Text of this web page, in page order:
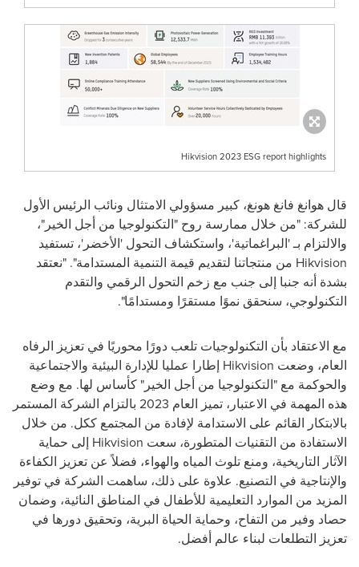
Hikvision 2023 ESG report highlights
قال هوانغ فانغ هونغ، كبير مسؤولي الامتثال ونائب الرئيس الأول
للشركة: "من خلال ممارسة روح "التكنولوجيا من أجل الخير"،
والالتزام بـ 'البراغماتية'، واستكشاف التحول 'الأخضر'، تستفيد
Hikvision من منتجاتنا لتقديم قيمة التنمية المستدامة". "نعتقد
بشدة أنه جنبا إلى جنب مع زخم التحول الرقمي والتقدم
التكنولوجي، سنحقق نموًا مستقرًا ومستدامًا".
مع الاعتقاد بأن التكنولوجيات تلعب دورًا محوريًا في تعزيز الرفاه
العام، وضعت Hikvision إطارا عمليا للإدارة البيئية والاجتماعية
والحوكمة مع "التكنولوجيا من أجل الخير" كأساس لها. مع وضع
هذه المهمة في الاعتبار، تميز العام 2023 بالتزام الشركة المستمر
بالابتكار القائم على الاستدامة لإفادة من المجتمع ككل. من خلال
الاستفادة من التقنيات المتطورة، سعت Hikvision إلى حماية
الآثار التاريخية، ومنع تلوث المياه والهواء، فضلاً عن تعزيز الكفاءة
والإنتاجية في التصنيع. علاوة على ذلك، ساهمت الشركة في توفير
المزيد من الموارد التعليمية للأطفال في المناطق النائية، وضمان
حصاد وفير من التفاح، وحماية الحياة البرية، وتحقيق دورها في
تعزيز التطلعات لبناء عالم أفضل.